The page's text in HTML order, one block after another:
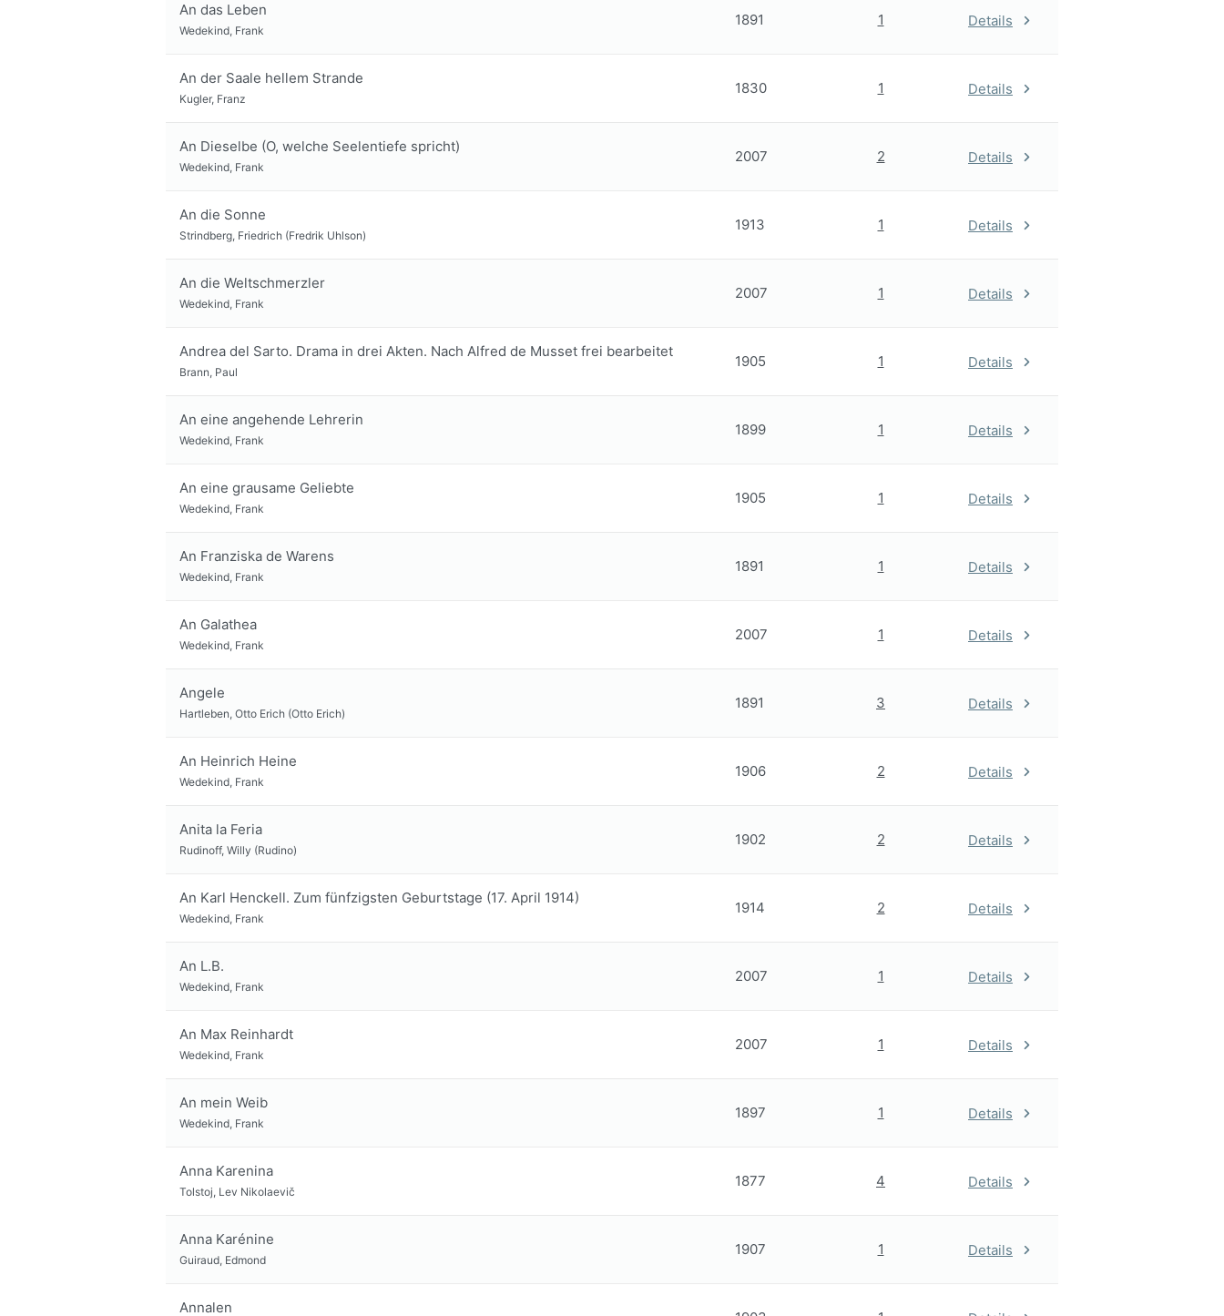
An das Leben
Wedekind, Frank
1891 1 Details
An der Saale hellem Strande
Kugler, Franz
1830 1 Details
An Dieselbe (O, welche Seelentiefe spricht)
Wedekind, Frank
2007 2 Details
An die Sonne
Strindberg, Friedrich (Fredrik Uhlson)
1913 1 Details
An die Weltschmerzler
Wedekind, Frank
2007 1 Details
Andrea del Sarto. Drama in drei Akten. Nach Alfred de Musset frei bearbeitet
Brann, Paul
1905 1 Details
An eine angehende Lehrerin
Wedekind, Frank
1899 1 Details
An eine grausame Geliebte
Wedekind, Frank
1905 1 Details
An Franziska de Warens
Wedekind, Frank
1891 1 Details
An Galathea
Wedekind, Frank
2007 1 Details
Angele
Hartleben, Otto Erich (Otto Erich)
1891 3 Details
An Heinrich Heine
Wedekind, Frank
1906 2 Details
Anita la Feria
Rudinoff, Willy (Rudino)
1902 2 Details
An Karl Henckell. Zum fünfzigsten Geburtstage (17. April 1914)
Wedekind, Frank
1914 2 Details
An L.B.
Wedekind, Frank
2007 1 Details
An Max Reinhardt
Wedekind, Frank
2007 1 Details
An mein Weib
Wedekind, Frank
1897 1 Details
Anna Karenina
Tolstoj, Lev Nikolaevič
1877 4 Details
Anna Karénine
Guiraud, Edmond
1907 1 Details
Annalen